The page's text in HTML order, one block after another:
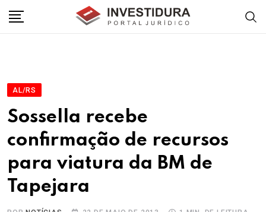
AL/RS
Sossella recebe
confirmação de recursos
para viatura da BM de
Tapejara